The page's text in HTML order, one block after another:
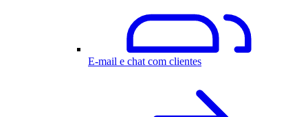
E-mail e chat com clientes